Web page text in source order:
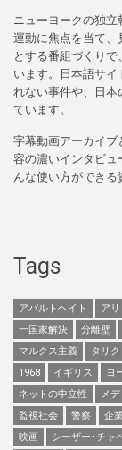
ニューヨークの独
運動に焦点を当て、
とする番組づくり
います。日本語サイ
れない事件や、日本
ています。
字幕動画アーカイブ
容の濃いインタビュ
んな使い方ができる
Tags
アパルトヘイト ア
一国家解決
分離壁
マルクス主義
タリク
1968
イギリス ヨ
ネットの中立性
メ
監視社会
警察 企
映画
シーザー･チャ